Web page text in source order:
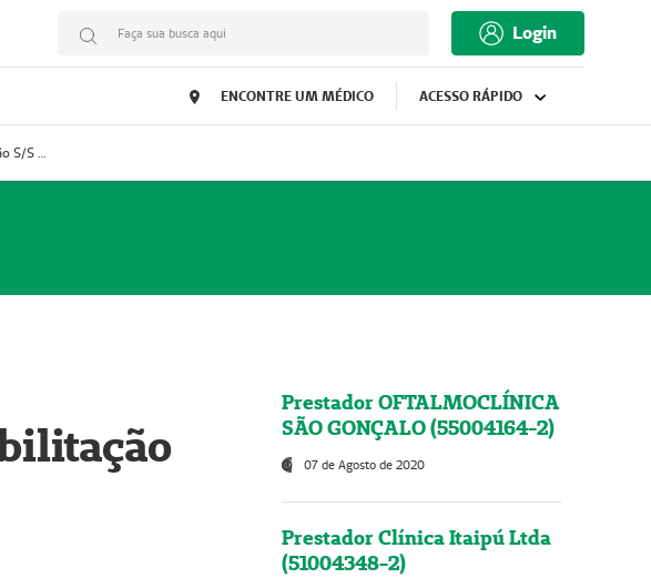
Faça sua busca aqui Login
ENCONTRE UM MÉDICO ACESSO RÁPIDO
Prestador CERPAM – Centro de Reabilitação S/S Ltda-ME (52004274-8)
Prestador OFTALMOCLÍNICA
SÃO GONÇALO (55004164-2)
07 de Agosto de 2020
Prestador Clínica Itaipú Ltda
(51004348-2)